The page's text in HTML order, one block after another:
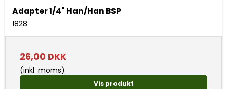
Adapter 1/4" Han/Han BSP
1828
26,00 DKK
(inkl. moms)
Vis produkt